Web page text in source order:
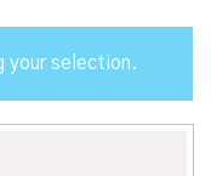
your selection.